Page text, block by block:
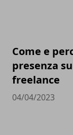
Come e
presenza
freelance
04/04/2023